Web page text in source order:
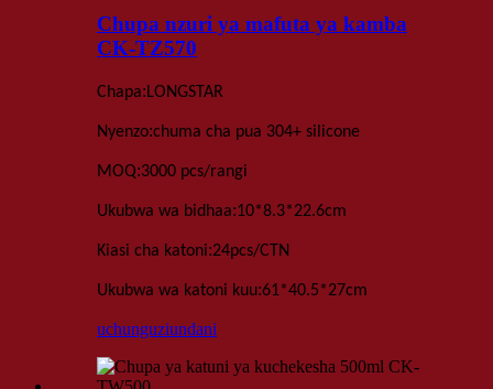
Chupa nzuri ya mafuta ya kamba
CK-TZ570
Chapa:LONGSTAR
Nyenzo:chuma cha pua 304+ silicone
MOQ:3000 pcs/rangi
Ukubwa wa bidhaa:10*8.3*22.6cm
Kiasi cha katoni:24pcs/CTN
Ukubwa wa katoni kuu:61*40.5*27cm
uchunguziundani